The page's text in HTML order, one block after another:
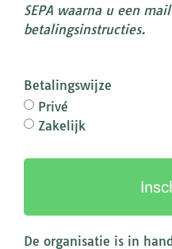
SEPA waarna u een
betalingsinstructies.
Betalingswijze
Privé
Zakelijk
De organisatie is in